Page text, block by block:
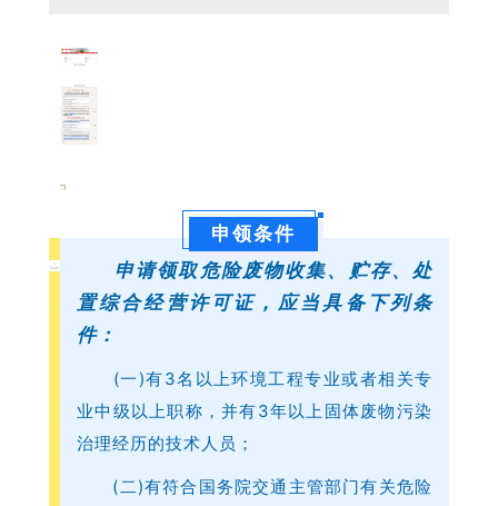
：
废
申领条件
申请领取危险废物收集、贮存、处
置综合经营许可证，应当具备下列条
件：
(一)有3名以上环境工程专业或者相关专
业中级以上职称，并有3年以上固体废物污染
治理经历的技术人员；
(二)有符合国务院交通主管部门有关危险